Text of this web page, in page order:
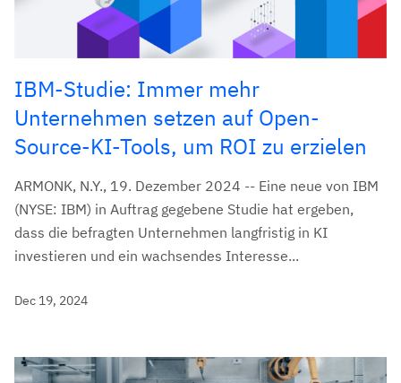
IBM-Studie: Immer mehr
Unternehmen setzen auf Open-
Source-KI-Tools, um ROI zu erzielen
ARMONK, N.Y., 19. Dezember 2024 -- Eine neue von IBM
(NYSE: IBM) in Auftrag gegebene Studie hat ergeben,
dass die befragten Unternehmen langfristig in KI
investieren und ein wachsendes Interesse...
Dec 19, 2024